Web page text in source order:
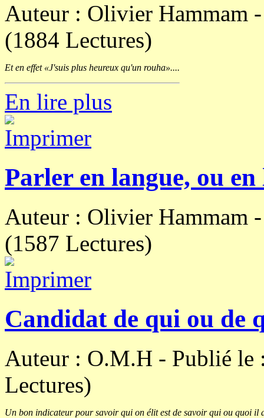
Auteur : Olivier Hammam
(1884 Lectures)
Et en effet «J'suis plus heureux qu'un rouha»....
En lire plus
Parler en langue, ou en
Auteur : Olivier Hammam
(1587 Lectures)
Candidat de qui ou de
Auteur : O.M.H - Publié le
Lectures)
Un bon indicateur pour savoir qui on élit est de savoir qui ou quoi il